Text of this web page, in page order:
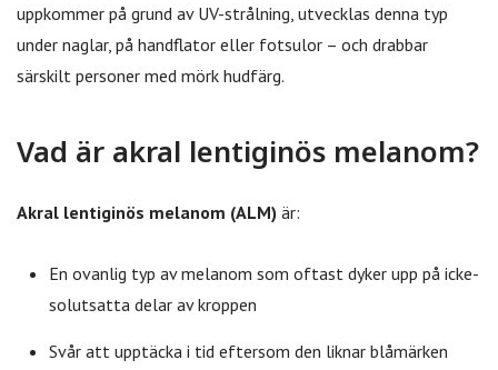
uppkommer på grund av UV-strålning, utvecklas denna typ
under naglar, på handflator eller fotsulor – och drabbar
särskilt personer med mörk hudfärg.
Vad är akral lentiginös melanom?
Akral lentiginös melanom (ALM) är:
En ovanlig typ av melanom som oftast dyker upp på icke-
solutsatta delar av kroppen
Svår att upptäcka i tid eftersom den liknar blåmärken